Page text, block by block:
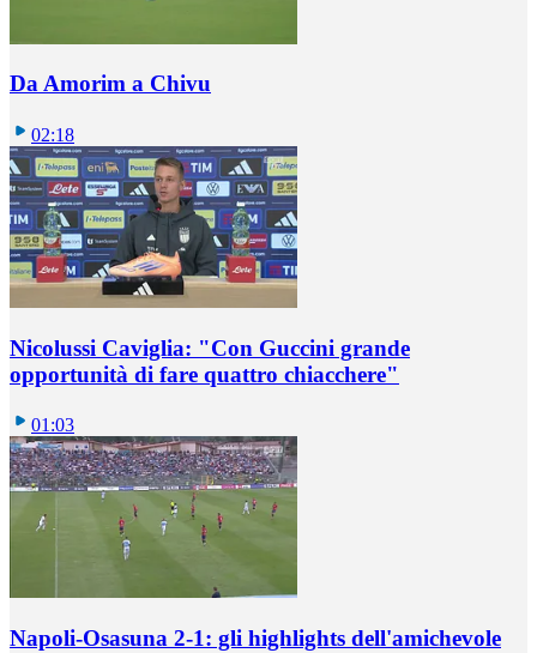
Da Amorim a Chivu
02:18
Nicolussi Caviglia: "Con Guccini grande
opportunità di fare quattro chiacchere"
01:03
Napoli-Osasuna 2-1: gli highlights dell'amichevole